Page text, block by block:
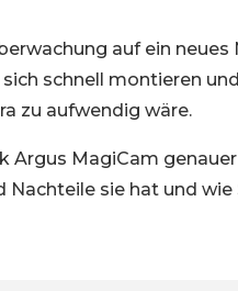
auf ein neues
schnell montieren
zu aufwendig wäre.
Argus MagiCam genauer
sie hat und wie